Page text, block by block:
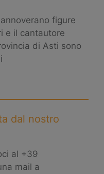
figure
e il cantautore
di Asti sono
dal nostro
al +39
mail a